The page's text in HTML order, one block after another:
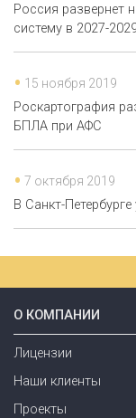
Россия развернет
систему в 2027-
15 ноября 2019
Роскартография
БПЛА при АФС
7 октября 2019
В Санкт-
О КОМПАНИИ
Лицензии
Наши клиенты
Проекты